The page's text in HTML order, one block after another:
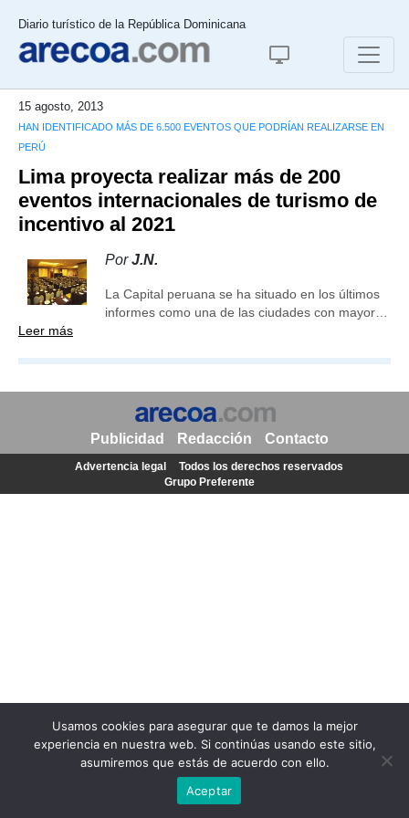
Diario turístico de la República Dominicana
15 agosto, 2013
HAN IDENTIFICADO MÁS DE 6.500 EVENTOS QUE PODRÍAN REALIZARSE EN
PERÚ
Lima proyecta realizar más de 200
eventos internacionales de turismo de
incentivo al 2021
PorJ.N.
La Capital peruana se ha situado en los últimos
informes como una de las ciudades con mayor…
Leer más
Usamos cookies para asegurar que te damos la mejor
experiencia en nuestra web. Si continúas usando este sitio,
asumiremos que estás de acuerdo con ello.
Aceptar
Publicidad Redacción Contacto
Advertencia legal
Todos los derechos reservados
Grupo Preferente